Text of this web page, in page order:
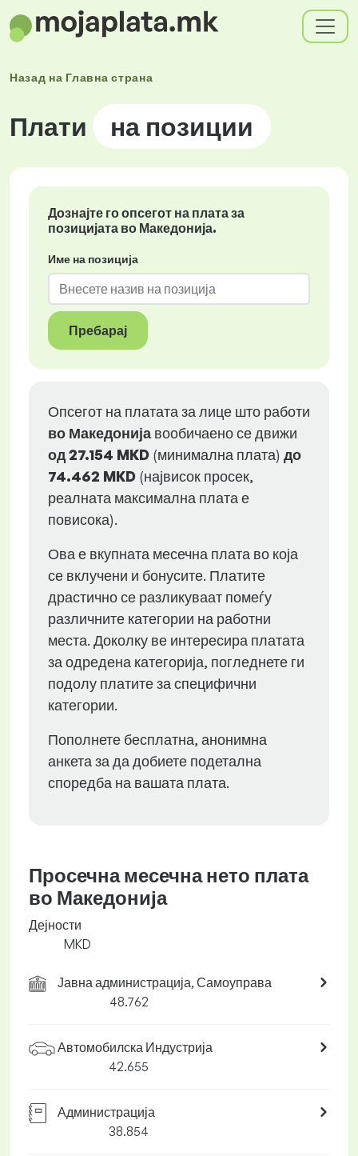
Назад на Главна страна
Плати на позиции
Дознајте го опсегот на плата за
позицијата во Македонија.
Име на позиција
Пребарај
Опсегот на платата за лице што работи
во Македонија вообичаено се движи
од27.154 MKD (минимална плата) до
74.462 MKD (највисок просек,
реалната максимална плата е
повисока).
Ова е вкупната месечна плата во која
се вклучени и бонусите. Платите
драстично се разликуваат помеѓу
различните категории на работни
места. Доколку ве интересира платата
за одредена категорија, погледнете ги
подолу платите за специфични
категории.
Пополнете бесплатна, анонимна
анкета за да добиете подетална
споредба на вашата плата.
Просечна месечна нето плата
во Македонија
Дејности
MKD
Јавна администрација, Самоуправа
48.762
Автомобилска Индустрија
42.655
Администрација
38.854